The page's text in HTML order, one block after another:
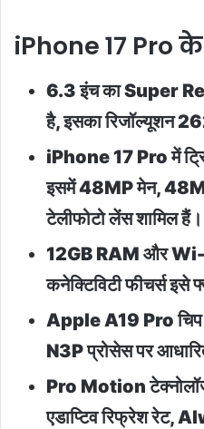
iPhone 17 Pro
6.3 इंच का Super
है, इसका रिजॉल्यूशन
iPhone 17 Pro में
इसमें 48MP मेन,
टेलीफोटो लेंस शामिल हैं।
12GB RAM और
कनेक्टिविटी फीचर्स इसे
Apple A19 Pro चिप
N3P प्रोसेस पर
Pro Motion
एडाप्टिव रिफ्रेश रेट,